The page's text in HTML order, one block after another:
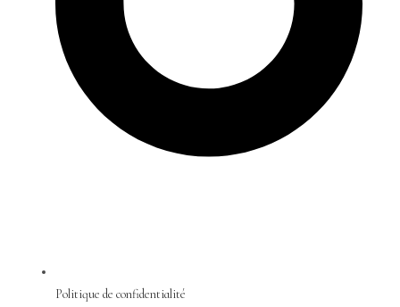
Politique de confidentialité